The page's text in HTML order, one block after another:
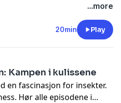
...more
20min Play
Kampen i kulissene
en fascinasjon for insekter.
Hør alle episodene i